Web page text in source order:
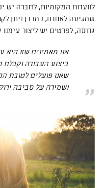
שמגיעה לאתרנו, כמו כן ניתן
גרוסה, לפרטים יש ליצור עימנו
אנו מאמינים שזו
ביצוע העבודה וקבלת
שאנו פועלים לטובת
ושמירה על סביבה